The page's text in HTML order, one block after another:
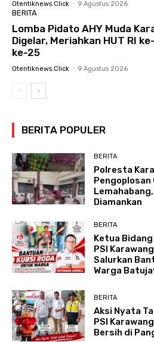
Otentiknews.click - 9 Agustus 2026
BERITA
Lomba Pidato AHY Muda
Digelar, Meriahkan HUT RI
ke-25
Otentiknews.click - 9 Agustus 2026
BERITA POPULER
BERITA
Polresta
Pengoplosan
Diamankan
BERITA
Ketua
PSI
Salurkan
Warga
BERITA
Aksi Nyata
PSI
Bersih di